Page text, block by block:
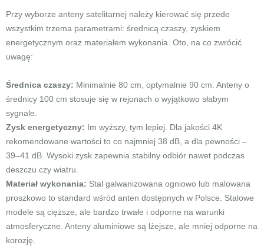
Przy wyborze anteny satelitarnej należy kierować się przede
wszystkim trzema parametrami: średnicą czaszy, zyskiem
energetycznym oraz materiałem wykonania. Oto, na co zwrócić
uwagę:
Średnica czaszy: Minimalnie 80 cm, optymalnie 90 cm. Anteny o
średnicy 100 cm stosuje się w rejonach o wyjątkowo słabym
sygnale.
Zysk energetyczny: Im wyższy, tym lepiej. Dla jakości 4K
rekomendowane wartości to co najmniej 38 dB, a dla pewności –
39–41 dB. Wysoki zysk zapewnia stabilny odbiór nawet podczas
deszczu czy wiatru.
Materiał wykonania: Stal galwanizowana ogniowo lub malowana
proszkowo to standard wśród anten dostępnych w Polsce. Stalowe
modele są cięższe, ale bardzo trwałe i odporne na warunki
atmosferyczne. Anteny aluminiowe są lżejsze, ale mniej odporne na
korozję.